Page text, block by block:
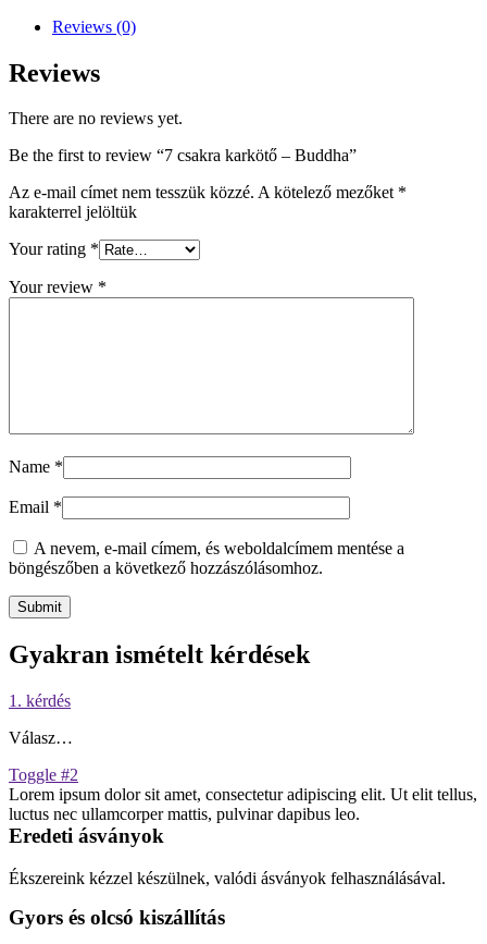
Reviews (0)
Reviews
There are no reviews yet.
Be the first to review “7 csakra karkötő – Buddha”
Az e-mail címet nem tesszük közzé. A kötelező mezőket *
karakterrel jelöltük
Your rating *
Your review *
Name *
Email *
A nevem, e-mail címem, és weboldalcímem mentése a
böngészőben a következő hozzászólásomhoz.
Gyakran ismételt kérdések
1. kérdés
Válasz…
Toggle #2
Lorem ipsum dolor sit amet, consectetur adipiscing elit. Ut elit tellus,
luctus nec ullamcorper mattis, pulvinar dapibus leo.
Eredeti ásványok
Ékszereink kézzel készülnek, valódi ásványok felhasználásával.
Gyors és olcsó kiszállítás